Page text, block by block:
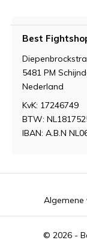
Best
5481 PM
Nederland
KvK: 17246749
BTW:
IBAN: A.B.N
© 2026 -